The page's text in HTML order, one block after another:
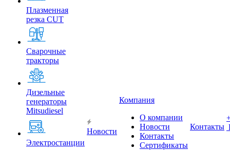
Плазменная
резка CUT
Сварочные
тракторы
Дизельные
генераторы
Mitsudiesel
Электростанции
Новости
Компания
О компании
Новости
Контакты
Сертификаты
Контакты